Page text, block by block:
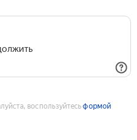
воспользуйтесьформой